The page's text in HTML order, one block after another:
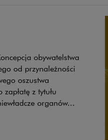
obywatelstwa
od przynależności
oszustwa
z tytułu
organów...